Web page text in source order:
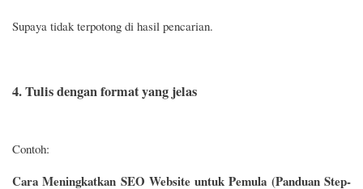
Supaya tidak terpotong di hasil pencarian.
4. Tulis dengan format yang jelas
Contoh:
Cara Meningkatkan SEO Website untuk Pemula (Panduan Step-